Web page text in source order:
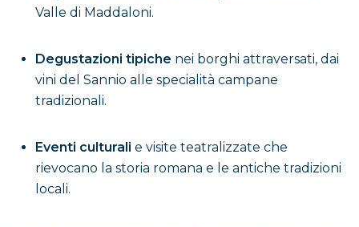
Valle di Maddaloni.
Degustazioni tipiche nei borghi attraversati, dai
vini del Sannio alle specialità campane
tradizionali.
Eventi culturali e visite teatralizzate che
rievocano la storia romana e le antiche tradizioni
locali.